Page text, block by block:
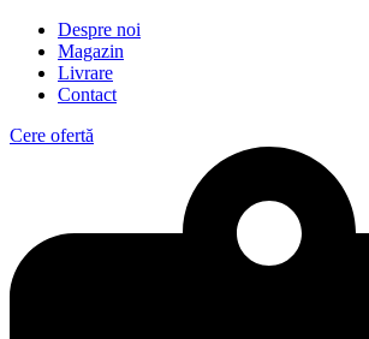
Despre noi
Magazin
Livrare
Contact
Cere ofertă